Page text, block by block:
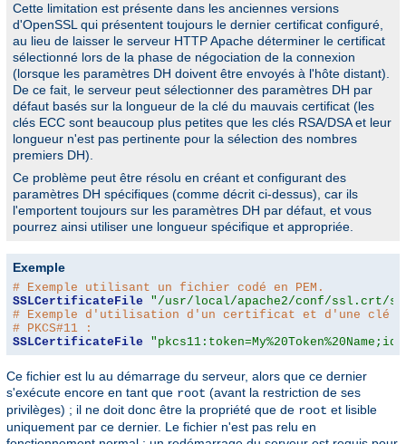
Cette limitation est présente dans les anciennes versions
d'OpenSSL qui présentent toujours le dernier certificat configuré,
au lieu de laisser le serveur HTTP Apache déterminer le certificat
sélectionné lors de la phase de négociation de la connexion
(lorsque les paramètres DH doivent être envoyés à l'hôte distant).
De ce fait, le serveur peut sélectionner des paramètres DH par
défaut basés sur la longueur de la clé du mauvais certificat (les
clés ECC sont beaucoup plus petites que les clés RSA/DSA et leur
longueur n'est pas pertinente pour la sélection des nombres
premiers DH).
Ce problème peut être résolu en créant et configurant des
paramètres DH spécifiques (comme décrit ci-dessus), car ils
l'emportent toujours sur les paramètres DH par défaut, et vous
pourrez ainsi utiliser une longueur spécifique et appropriée.
Exemple
# Exemple utilisant un fichier codé en PEM.
SSLCertificateFile
"/usr/local/apache2/conf/ssl.crt/
# Exemple d'utilisation d'un certificat et d'une clé
# PKCS#11 :
SSLCertificateFile
Ce fichier est lu au démarrage du serveur, alors que ce dernier
s'exécute encore en tant que root (avant la restriction de ses
privilèges) ; il ne doit donc être la propriété que de root et lisible
uniquement par ce dernier. Le fichier n'est pas relu en